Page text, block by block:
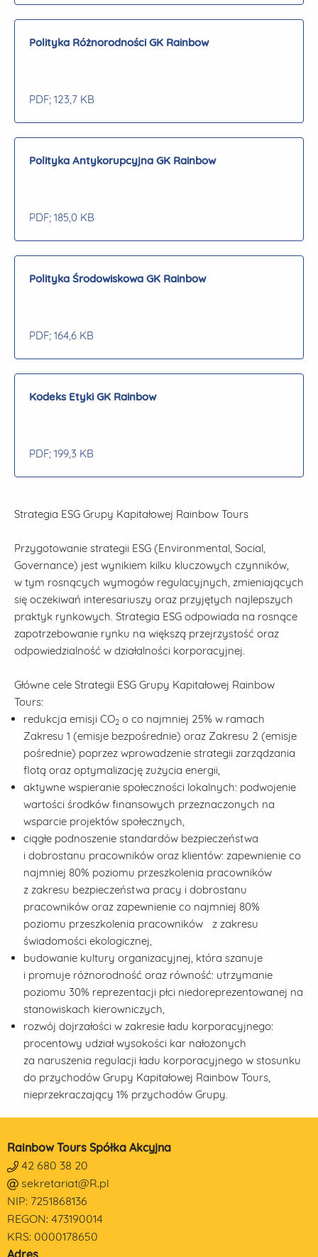
Polityka Różnorodności GK Rainbow
PDF; 123,7 KB
Polityka Antykorupcyjna GK Rainbow
PDF; 185,0 KB
Polityka Środowiskowa GK Rainbow
PDF; 164,6 KB
Kodeks Etyki GK Rainbow
PDF; 199,3 KB
Strategia ESG Grupy Kapitałowej Rainbow Tours
Przygotowanie strategii ESG (Environmental, Social,
Governance) jest wynikiem kilku kluczowych czynników,
w tym rosnących wymogów regulacyjnych, zmieniających
się oczekiwań interesariuszy oraz przyjętych najlepszych
praktyk rynkowych. Strategia ESG odpowiada na rosnące
zapotrzebowanie rynku na większą przejrzystość oraz
odpowiedzialność w działalności korporacyjnej.
Główne cele Strategii ESG Grupy Kapitałowej Rainbow
Tours:
redukcja emisji CO2o co najmniej 25% w ramach
Zakresu 1 (emisje bezpośrednie) oraz Zakresu 2 (emisje
pośrednie) poprzez wprowadzenie strategii zarządzania
flotą oraz optymalizację zużycia energii,
aktywne wspieranie społeczności lokalnych: podwojenie
wartości środków finansowych przeznaczonych na
wsparcie projektów społecznych,
ciągłe podnoszenie standardów bezpieczeństwa
i dobrostanu pracowników oraz klientów: zapewnienie co
najmniej 80% poziomu przeszkolenia pracowników
z zakresu bezpieczeństwa pracy i dobrostanu
pracowników oraz zapewnienie co najmniej 80%
poziomu przeszkolenia pracowników z zakresu
świadomości ekologicznej,
budowanie kultury organizacyjnej, która szanuje
i promuje różnorodność oraz równość: utrzymanie
poziomu 30% reprezentacji płci niedoreprezentowanej na
stanowiskach kierowniczych,
rozwój dojrzałości w zakresie ładu korporacyjnego:
procentowy udział wysokości kar nałożonych
za naruszenia regulacji ładu korporacyjnego w stosunku
do przychodów Grupy Kapitałowej Rainbow Tours,
nieprzekraczający 1% przychodów Grupy.
Rainbow Tours Spółka Akcyjna
42 680 38 20
sekretariat@R.pl
NIP: 7251868136
REGON: 473190014
KRS: 0000178650
Adres